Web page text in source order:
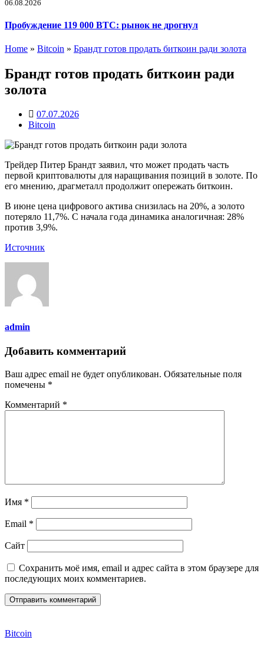
06.08.2026
Пробуждение 119 000 BTC: рынок не дрогнул
Home » Bitcoin » Брандт готов продать биткоин ради золота
Брандт готов продать биткоин ради
золота
07.07.2026
Bitcoin
Трейдер Питер Брандт заявил, что может продать часть
первой криптовалюты для наращивания позиций в золоте. По
его мнению, драгметалл продолжит опережать биткоин.
В июне цена цифрового актива снизилась на 20%, а золото
потеряло 11,7%. С начала года динамика аналогичная: 28%
против 3,9%.
Источник
admin
Добавить комментарий
Ваш адрес email не будет опубликован. Обязательные поля
помечены *
Комментарий *
Имя *
Email *
Сайт
Сохранить моё имя, email и адрес сайта в этом браузере для
последующих моих комментариев.
Bitcoin